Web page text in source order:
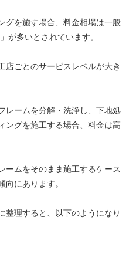
グを施す場合、料金相場は一般
が多いとされています。
店ごとのサービスレベルが大き
レームを分解・洗浄し、下地処
ングを施工する場合、料金は高
ームをそのまま施工するケース
向にあります。
整理すると、以下のようになり